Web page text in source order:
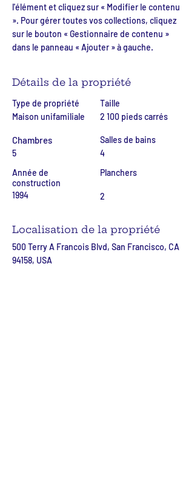
l'élément et cliquez sur « Modifier le contenu
». Pour gérer toutes vos collections, cliquez
sur le bouton « Gestionnaire de contenu »
dans le panneau « Ajouter » à gauche.
Détails de la propriété
Type de propriété
Maison unifamiliale
Chambres
5
Année de
construction
1994
Taille
2 100 pieds carrés
Salles de bains
4
Planchers
2
Localisation de la propriété
500 Terry A Francois Blvd, San Francisco, CA
94158, USA